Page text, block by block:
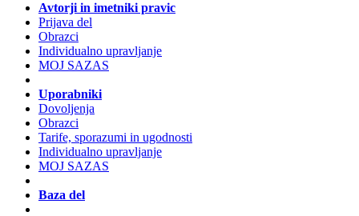
Avtorji in imetniki pravic
Prijava del
Obrazci
Individualno upravljanje
MOJ SAZAS
Uporabniki
Dovoljenja
Obrazci
Tarife, sporazumi in ugodnosti
Individualno upravljanje
MOJ SAZAS
Baza del